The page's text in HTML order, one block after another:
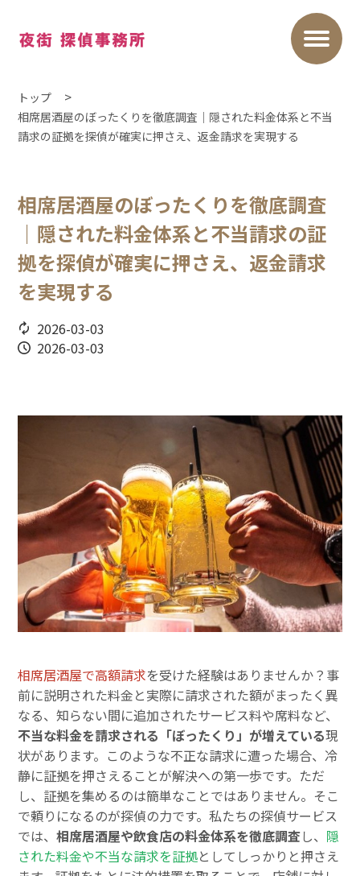
トップ
相席居酒屋のぼったくりを徹底調査｜隠された料金体系と不当
請求の証拠を探偵が確実に押さえ、返金請求を実現する
相席居酒屋のぼったくりを徹底調査
｜隠された料金体系と不当請求の証
拠を探偵が確実に押さえ、返金請求
を実現する
2026-03-03
2026-03-03
相席居酒屋で高額請求を受けた経験はありませんか？事
前に説明された料金と実際に請求された額がまったく異
なる、知らない間に追加されたサービス料や席料など、
不当な料金を請求される「ぼったくり」が増えている現
状があります。このような不正な請求に遭った場合、冷
静に証拠を押さえることが解決への第一歩です。ただ
し、証拠を集めるのは簡単なことではありません。そこ
で頼りになるのが探偵の力です。私たちの探偵サービス
では、相席居酒屋や飲食店の料金体系を徹底調査し、 隠
された料金や不当な請求を証拠としてしっかりと押さえ